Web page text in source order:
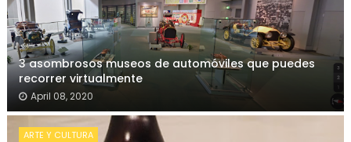
3 asombrosos museos de automóviles que puedes
recorrer virtualmente
April 08, 2020
ARTE Y CULTURA